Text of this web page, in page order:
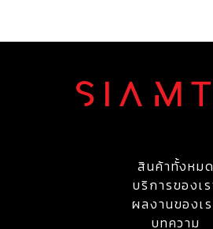
สินค้าทั้งหมด
บริการของเร
ผลงานของเ
บทความ